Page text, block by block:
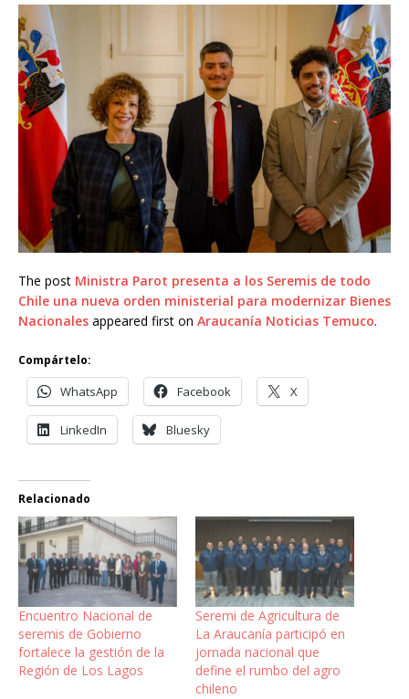
The post Ministra Parot presenta a los Seremis de todo
Chile una nueva orden ministerial para modernizar Bienes
Nacionales appeared first on Araucanía Noticias Temuco.
Compártelo:
WhatsApp Facebook X
LinkedIn Bluesky
Relacionado
Encuentro Nacional de
seremis de Gobierno
fortalece la gestión de la
Región de Los Lagos
Seremi de Agricultura de
La Araucanía participó en
jornada nacional que
define el rumbo del agro
chileno